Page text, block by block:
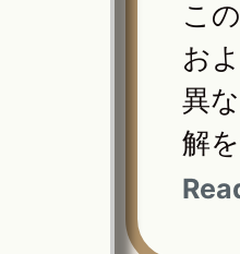
こ
お
異
解